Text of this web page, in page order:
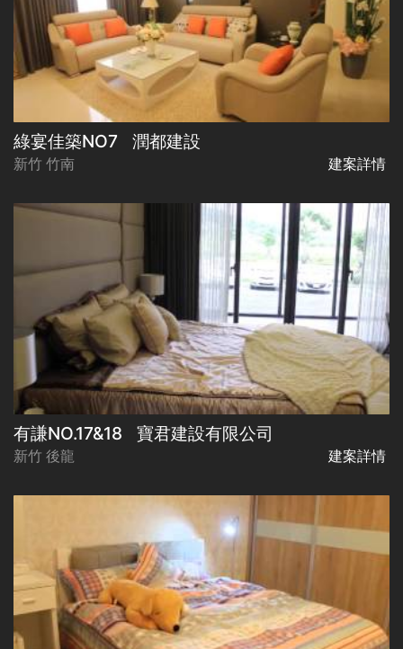
綠宴佳築NO7 潤都建設
新竹 竹南 建案詳情
有謙NO.17&18 寶君建設有限公司
新竹 後龍 建案詳情